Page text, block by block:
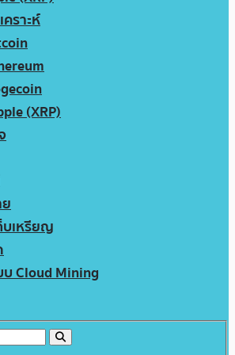
ราะห์
(XRP)
บเหรียญ
Cloud Mining